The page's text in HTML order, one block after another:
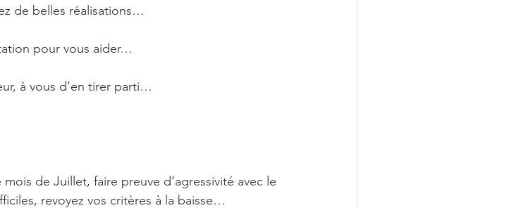
de belles réalisations…
pour vous aider…
à vous d’en tirer parti…
de Juillet, faire preuve d’agressivité avec le
revoyez vos critères à la baisse…